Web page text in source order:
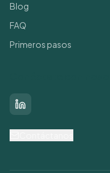
Blog
FAQ
Primeros pasos
LinkedIn